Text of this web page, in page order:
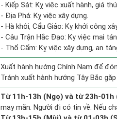
- Kiếp Sát: Kỵ việc xuất hành, giá
- Địa Phá: Kỵ việc xây dựng.
- Hà khôi, Cẩu Giảo: Kỵ khởi công
- Câu Trận Hắc Đạo: Kỵ việc mai
- Thổ Cẩm: Kỵ việc xây dựng, an
Xuất hành hướng Chính Nam để
Tránh xuất hành hướng Tây Bắc
Từ 11h-13h (Ngọ) và từ 23h-01h
may mắn. Người đi có tin về. Nếu